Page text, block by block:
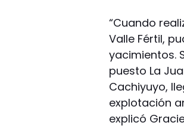
“Cuando
Valle Fértil,
yacimientos.
puesto La
Cachiyuyo,
explotación
explicó